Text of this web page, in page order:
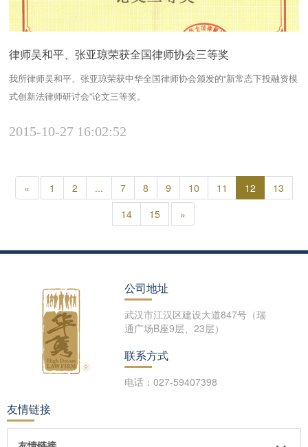
律师吴和平、张亚琼荣获全国律师协会三等奖
我所律师吴和平、张亚琼荣获中华全国律师协会颁发的“新常态下投融资模
式创新法律师研讨会”论文三等奖。
2015-10-27 16:02:52
« 1 2 ... 7 8 9 10 11 12
13
14
15 »
公司地址
武汉市江汉区建设大道847号（瑞
通广场B座9层、23层）
联系方式
电话：027-59407398
友情链接